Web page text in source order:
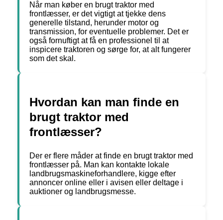
Når man køber en brugt traktor med
frontlæsser, er det vigtigt at tjekke dens
generelle tilstand, herunder motor og
transmission, for eventuelle problemer. Det er
også fornuftigt at få en professionel til at
inspicere traktoren og sørge for, at alt fungerer
som det skal.
Hvordan kan man finde en
brugt traktor med
frontlæsser?
Der er flere måder at finde en brugt traktor med
frontlæsser på. Man kan kontakte lokale
landbrugsmaskineforhandlere, kigge efter
annoncer online eller i avisen eller deltage i
auktioner og landbrugsmesse.